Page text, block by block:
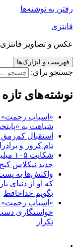
رفتن به نوشته‌ها
فانتزی
عکس و تصاویر فانتزی
فهرست و ابزارک‌ها
جستجو برای:
نوشته‌های تازه
«اسباب زحمت»
شباهت به «پایتخت7» و چرخش بر مدار
تام کروز و
جدید نیکلاس
واکنش‌ها به
که او از دنیای
بگویم خداحافظ
«اسباب زحمت»
تکرار
.